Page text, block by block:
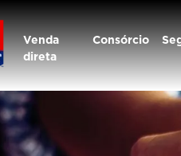
Venda
direta
Consórcio